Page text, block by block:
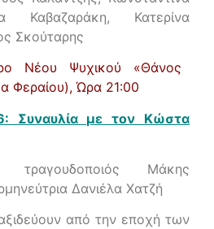
Καβαζαράκη, Κατερίνα
Σκούταρης
Νέου Ψυχικού «Θάνος
Φεραίου),Ώρα 21:00
Συναυλία με τον Κώστα
Μάκης
Δανιέλα Χατζή
από την εποχή των